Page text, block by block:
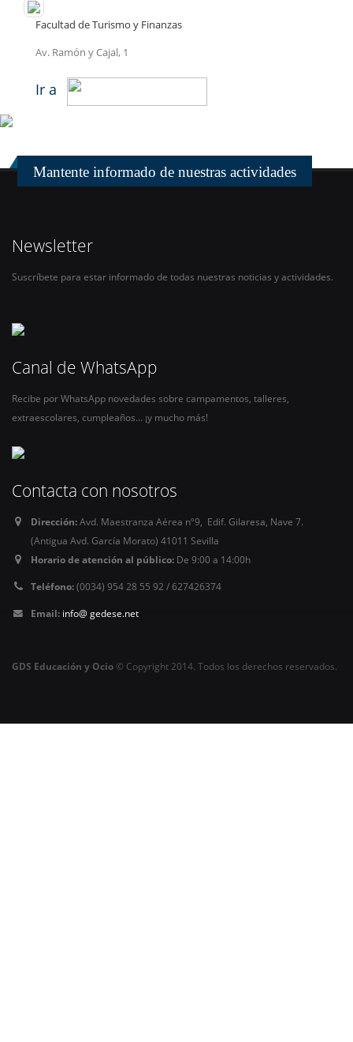
Facultad de Turismo y Finanzas
Av. Ramón y Cajal, 1
Ir a
Mantente informado de nuestras actividades
Newsletter
Suscríbete para estar informado de todas nuestras noticias y actividades.
Canal de WhatsApp
Recibe por WhatsApp novedades sobre campamentos, talleres,
extraescolares, cumpleaños… ¡y mucho más!
Contacta con nosotros
Dirección:Avd. Maestranza Aérea nº9, Edif. Gilaresa, Nave 7.
(Antigua Avd. García Morato) 41011 Sevilla
Horario de atención al público: De 9:00 a 14:00h
Teléfono:(0034) 954 28 55 92 / 627426374
Email: info@ gedese.net
GDS Educación y Ocio© Copyright 2014. Todos los derechos reservados.